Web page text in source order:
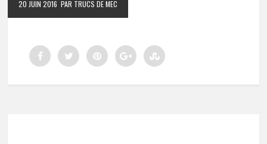
20 JUIN 2016 PAR TRUCS DE MEC